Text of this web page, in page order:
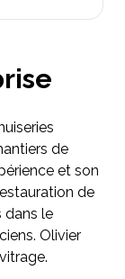
de
et son
de
dans le
Olivier